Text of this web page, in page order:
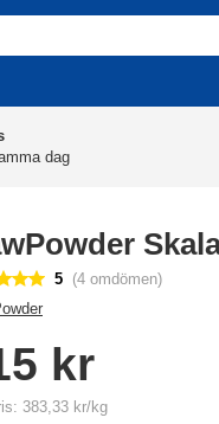
dag
5 (4 omdömen)
kr
383,33 kr/kg